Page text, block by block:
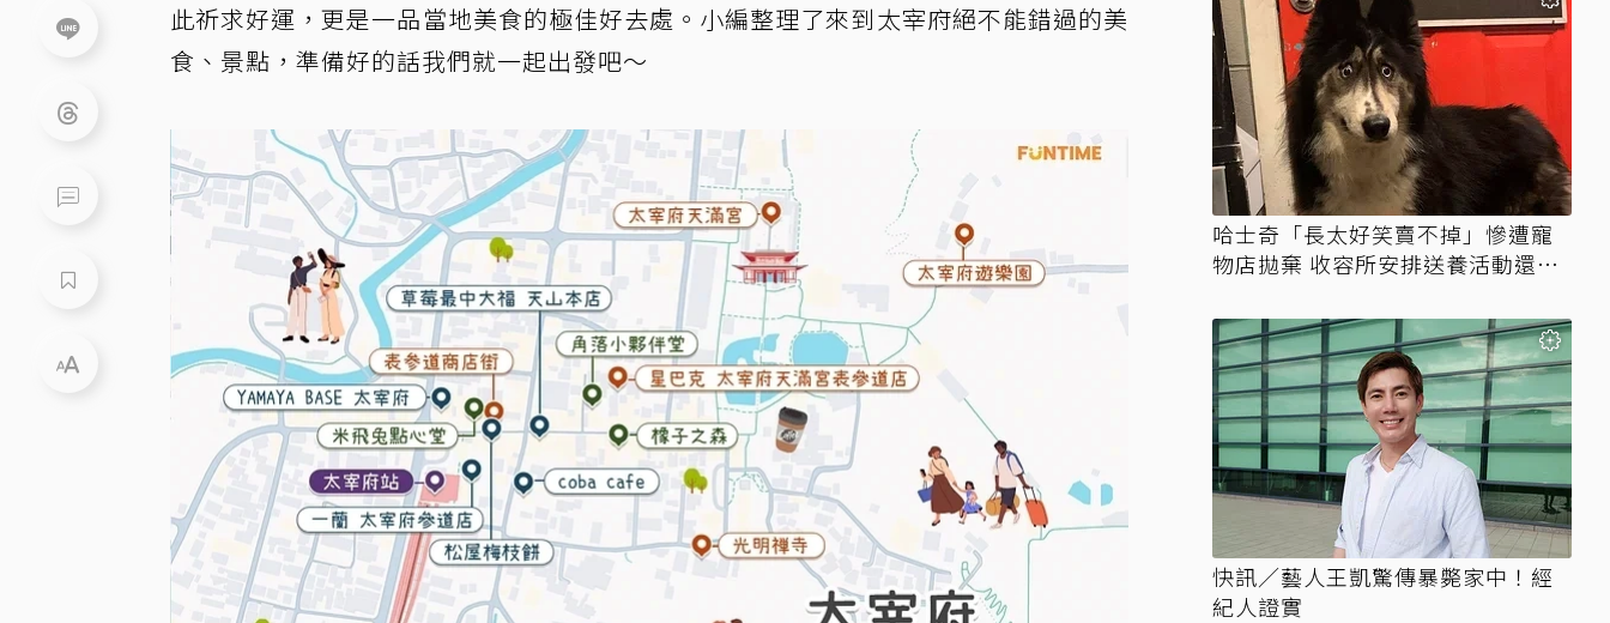
此祈求好運，更是一品當地美食的極佳好去處。小編整理了來到太宰府絕不能錯過的美
食、景點，準備好的話我們就一起出發吧～
哈士奇「長太好笑賣不掉」慘遭寵
物店拋棄 收容所安排送養活動還是
快訊／藝人王凱驚傳暴斃家中！經
紀人證實